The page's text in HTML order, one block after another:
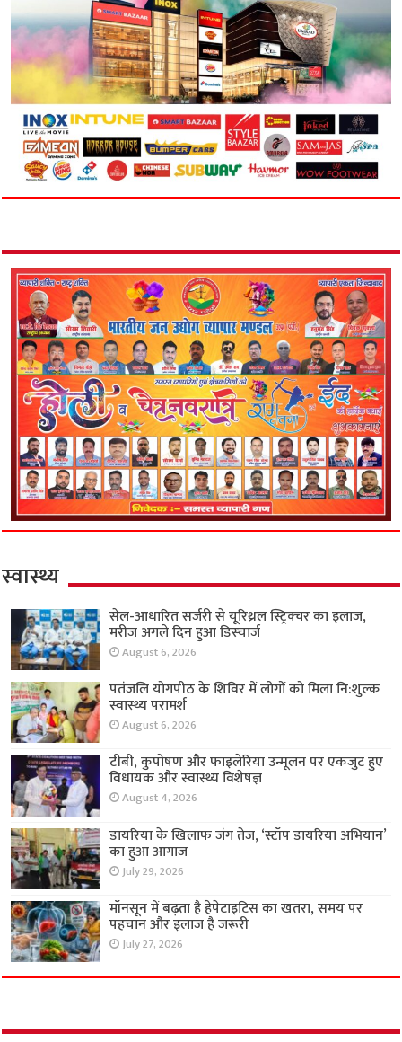
स्वास्थ्य
सेल-आधारित सर्जरी से यूरिथ्रल स्ट्रिक्चर का इलाज,
मरीज अगले दिन हुआ डिस्चार्ज
August 6, 2026
पतंजलि योगपीठ के शिविर में लोगों को मिला नि:शुल्क
स्वास्थ्य परामर्श
August 6, 2026
टीबी, कुपोषण और फाइलेरिया उन्मूलन पर एकजुट हुए
विधायक और स्वास्थ्य विशेषज्ञ
August 4, 2026
डायरिया के खिलाफ जंग तेज, ‘स्टॉप डायरिया अभियान’
का हुआ आगाज
July 29, 2026
मॉनसून में बढ़ता है हेपेटाइटिस का खतरा, समय पर
पहचान और इलाज है जरूरी
July 27, 2026